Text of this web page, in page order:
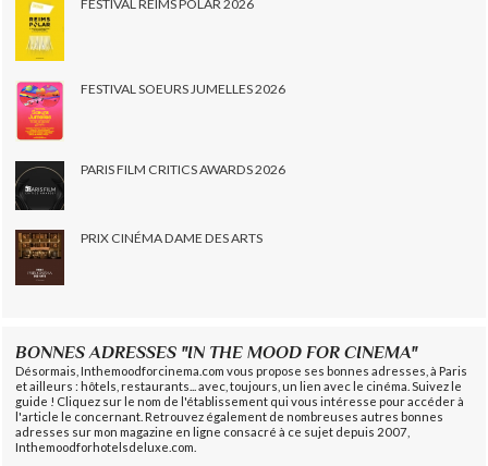
FESTIVAL REIMS POLAR 2026
FESTIVAL SOEURS JUMELLES 2026
PARIS FILM CRITICS AWARDS 2026
PRIX CINÉMA DAME DES ARTS
BONNES ADRESSES "IN THE MOOD FOR CINEMA"
Désormais, Inthemoodforcinema.com vous propose ses bonnes adresses, à Paris
et ailleurs : hôtels, restaurants... avec, toujours, un lien avec le cinéma. Suivez le
guide ! Cliquez sur le nom de l'établissement qui vous intéresse pour accéder à
l'article le concernant. Retrouvez également de nombreuses autres bonnes
adresses sur mon magazine en ligne consacré à ce sujet depuis 2007,
Inthemoodforhotelsdeluxe.com.